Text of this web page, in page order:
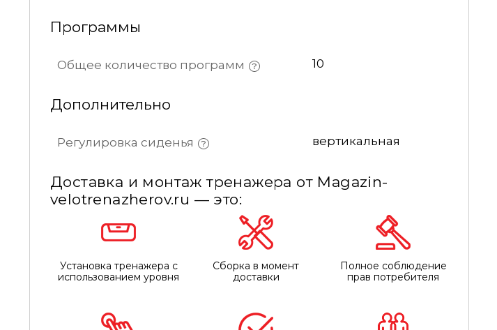
Программы
Общее количество программ 10
Дополнительно
Регулировка сиденья вертикальная
Доставка и монтаж тренажера от Magazin-
velotrenazherov.ru — это:
Установка тренажера с
использованием уровня
Сборка в момент
доставки
Полное соблюдение
прав потребителя